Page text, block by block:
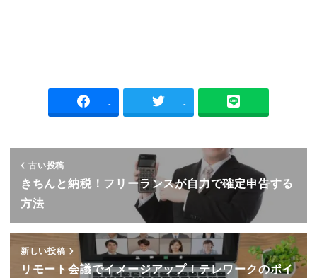
- -
古い投稿
きちんと納税！フリーランスが自力で確定申告する
方法
新しい投稿
リモート会議でイメージアップ！テレワークのポイ